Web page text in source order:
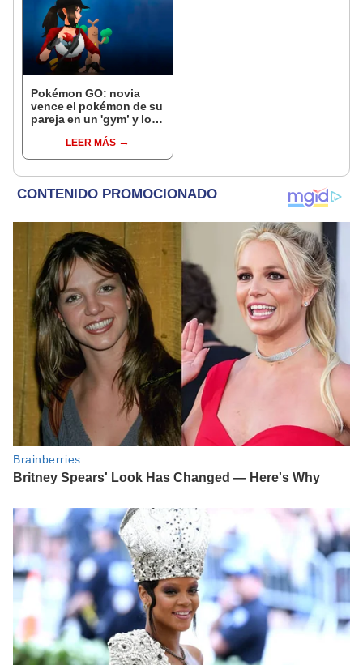
Pokémon GO: novia
vence el pokémon de su
pareja en un 'gym’ y lo
[FOTOS]LEER MÁS